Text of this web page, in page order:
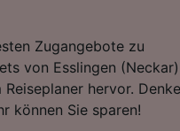
Zugangebote zu
von Esslingen (Neckar)
hervor.
können Sie sparen!